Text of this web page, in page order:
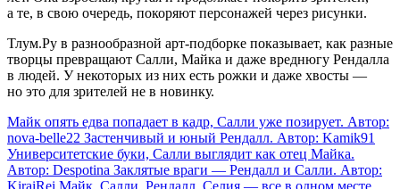
а те, в свою очередь, покоряют персонажей через рисунки.
Тлум.Ру в разнообразной арт-подборке показывает, как разные
творцы превращают Салли, Майка и даже вреднюгу Рендалла
в людей. У некоторых из них есть рожки и даже хвосты —
но это для зрителей не в новинку.
Майк опять едва попадает в кадр, Салли уже позирует. Автор:
nova-belle22 Застенчивый и юный Рендалл. Автор: Kamik91
Университетские буки, Салли выглядит как отец Майка.
Автор: Despotina Заклятые враги — Рендалл и Салли. Автор:
KiraiRei Майк, Салли, Рендалл, Селия — все в одном месте,